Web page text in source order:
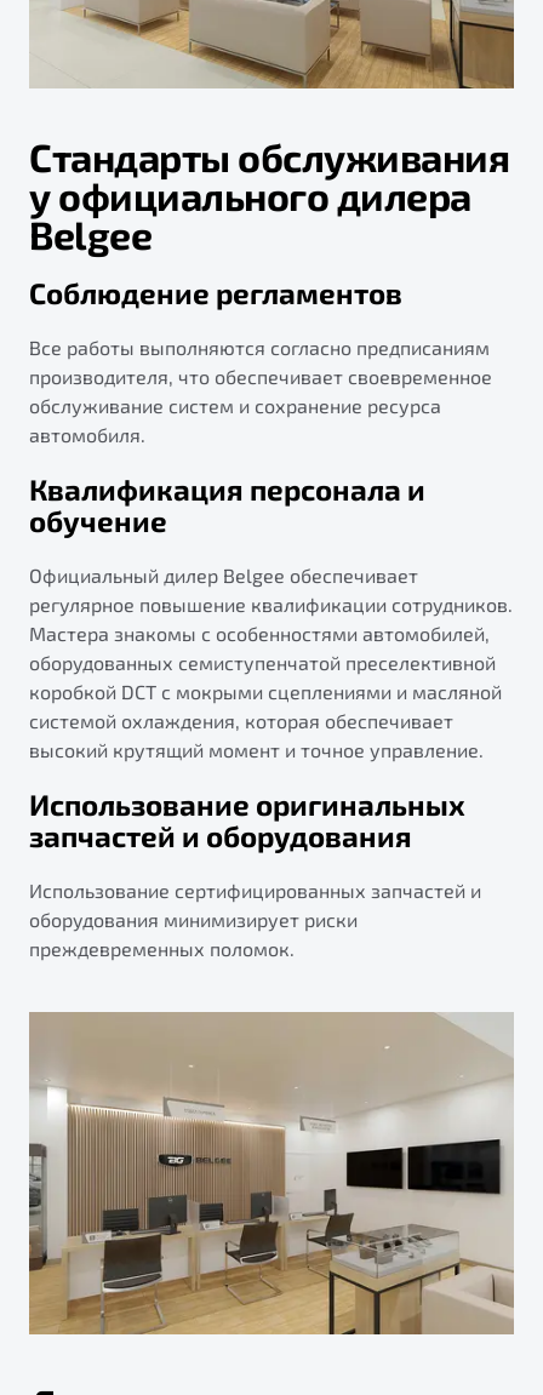
Стандарты обслуживания
у официального дилера
Belgee
Соблюдение регламентов
Все работы выполняются согласно предписаниям
производителя, что обеспечивает своевременное
обслуживание систем и сохранение ресурса
автомобиля.
Квалификация персонала и
обучение
Официальный дилер Belgee обеспечивает
регулярное повышение квалификации сотрудников.
Мастера знакомы с особенностями автомобилей,
оборудованных семиступенчатой преселективной
коробкой DCT с мокрыми сцеплениями и масляной
системой охлаждения, которая обеспечивает
высокий крутящий момент и точное управление.
Использование оригинальных
запчастей и оборудования
Использование сертифицированных запчастей и
оборудования минимизирует риски
преждевременных поломок.